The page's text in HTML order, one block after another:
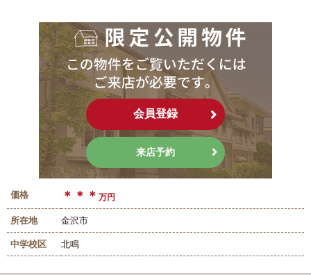
会員登録
来店予約
価格 ＊＊＊ 万円
所在地 金沢市
中学校区 北鳴